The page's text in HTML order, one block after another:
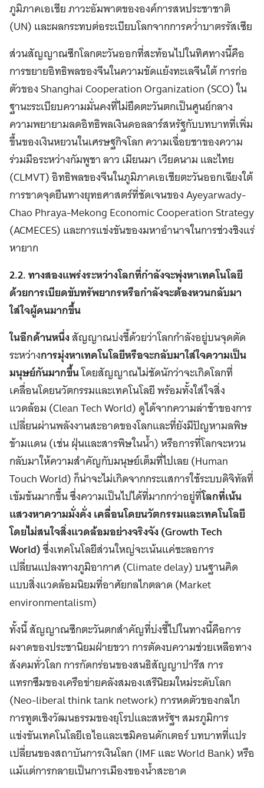
ภูมิภาคเอเชีย ภาวะอัมพาตขององค์การสหประชาชาติ
(UN) และผลกระทบต่อระเบียบโลกจากการคว่ำบาตรรัสเซีย
ส่วนสัญญาณซีกโลกตะวันออกที่สะท้อนไปในทิศทางนี้คือ
การขยายอิทธิพลของจีนในความขัดแย้งทะเลจีนใต้ การก่อ
ตัวของ Shanghai Cooperation Organization (SCO) ใน
ฐานะระเบียบความมั่นคงที่ไม่ยึดตะวันตกเป็นศูนย์กลาง
ความพยายามลดอิทธิพลเงินดอลลาร์สหรัฐกับบทบาทที่เพิ่ม
ขึ้นของเงินหยวนในเศรษฐกิจโลก ความเฉื่อยชาของความ
ร่วมมือระหว่างกัมพูชา ลาว เมียนมา เวียดนาม และไทย
(CLMVT) อิทธิพลของจีนในภูมิภาคเอเชียตะวันออกเฉียงใต้
การขาดจุดยืนทางยุทธศาสตร์ที่ชัดเจนของ Ayeyarwady-
Chao Phraya-Mekong Economic Cooperation Strategy
(ACMECES) และการแข่งขันของมหาอำนาจในการช่วงชิงแร่
หายาก
2.2. ทางสองแพร่งระหว่างโลกที่กำลังจะพุ่งหาเทคโนโลยี
ด้วยการเบียดขับทรัพยากรหรือกำลังจะต้องหวนกลับมา
ใส่ใจผู้คนมากขึ้น
ในอีกด้านหนึ่งสัญญาณบ่งชี้ด้วยว่าโลกกำลังอยู่บนจุดตัด
ระหว่างการมุ่งหาเทคโนโลยีหรือจะกลับมาใส่ใจความเป็น
มนุษย์กันมากขึ้นโดยสัญญาณไม่ชัดนักว่าจะเกิดโลกที่
เคลื่อนโดยนวัตกรรมและเทคโนโลยี พร้อมทั้งใส่ใจสิ่ง
แวดล้อม (Clean Tech World) ดูได้จากความล่าช้าของการ
เปลี่ยนผ่านพลังงานสะอาดของโลกและที่ยังมีปัญหามลพิษ
ข้ามแดน (เช่น ฝุ่นและสารพิษในน้ำ) หรือการที่โลกจะหวน
กลับมาให้ความสำคัญกับมนุษย์เต็มที่ไปเลย (Human
Touch World) ก็น่าจะไม่เกิดจากกระแสการใช้ระบบดิจิทัลที่
เข้มข้นมากขึ้น ซึ่งความเป็นไปได้ที่มากกว่าอยู่ที่โลกที่เน้น
แสวงหาความมั่งคั่ง เคลื่อนโดยนวัตกรรมและเทคโนโลยี
โดยไม่สนใจสิ่งแวดล้อมอย่างจริงจัง (Growth Tech
World)ซึ่งเทคโนโลยีส่วนใหญ่จะเน้นแค่ชะลอการ
เปลี่ยนแปลงทางภูมิอากาศ (Climate delay) บนฐานคิด
แบบสิ่งแวดล้อมนิยมที่อาศัยกลไกตลาด (Market
environmentalism)
ทั้งนี้ สัญญาณซีกตะวันตกสำคัญที่บ่งชี้ไปในทางนี้คือการ
ผงาดของประชานิยมฝ่ายขวา การตัดงบความช่วยเหลือทาง
สังคมทั่วโลก การกัดกร่อนของสนธิสัญญาปารีส การ
แทรกซึมของเครือข่ายคลังสมองเสรีนิยมใหม่ระดับโลก
(Neo-liberal think tank network) การหดตัวของกลไก
การทูตเชิงวัฒนธรรมของยุโรปและสหรัฐฯ สมรภูมิการ
แข่งขันเทคโนโลยีเอไอและเซมิคอนดักเตอร์ บทบาทที่แปร
เปลี่ยนของสถาบันการเงินโลก (IMF และ World Bank) หรือ
แม้แต่การกลายเป็นการเมืองของน้ำสะอาด